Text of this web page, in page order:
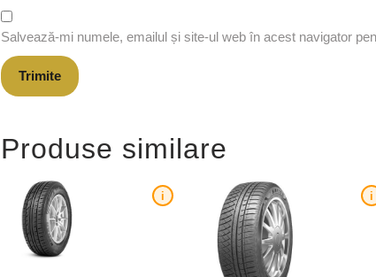
Salvează-mi numele, emailul și site-ul web în acest navigator
Produse similare
i i